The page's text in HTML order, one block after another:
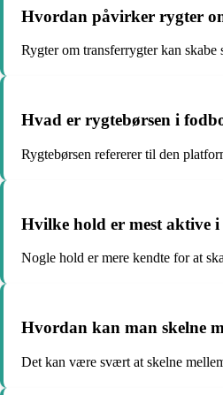
Hvordan påvirker rygter
Rygter om transferrygter kan
Hvad er rygtebørsen i
Rygtebørsen refererer til den
Hvilke hold er mest aktive
Nogle hold er mere kendte for at
Hvordan kan man skelne
Det kan være svært at skelne